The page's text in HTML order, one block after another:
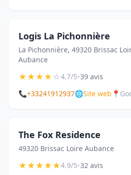
Logis La Pichonnière
La Pichonnière, 49320 Brissac
Aubance
★★★★☆4.7/5•39 avis
📞+33241912937🌐Site web 📍
The Fox Residence
49320 Brissac Loire Aubance
★★★★★4.9/5•32 avis